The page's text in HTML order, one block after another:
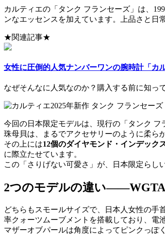
カルティエの「タンク フランセーズ」は、
ンなエッセンスを加えています。上品さと日
★関連記事★
女性に圧倒的人気ナンバーワンの腕時計「カ
なぜそんなに人気なのか？購入する前に知っ
今回の日本限定モデルは、現行の「タンク フ
珠母貝は、まるでアクセサリーのように柔ら
その上には12個のダイヤモンド・インデック
に際立たせています。
この「さりげない可愛さ」が、日本限定らし
2つのモデルの違い
どちらもスモールサイズで、日本人女性の手
率クォーツムーブメントを搭載しており、電
マザーオブパールは角度によってピンクっぽ